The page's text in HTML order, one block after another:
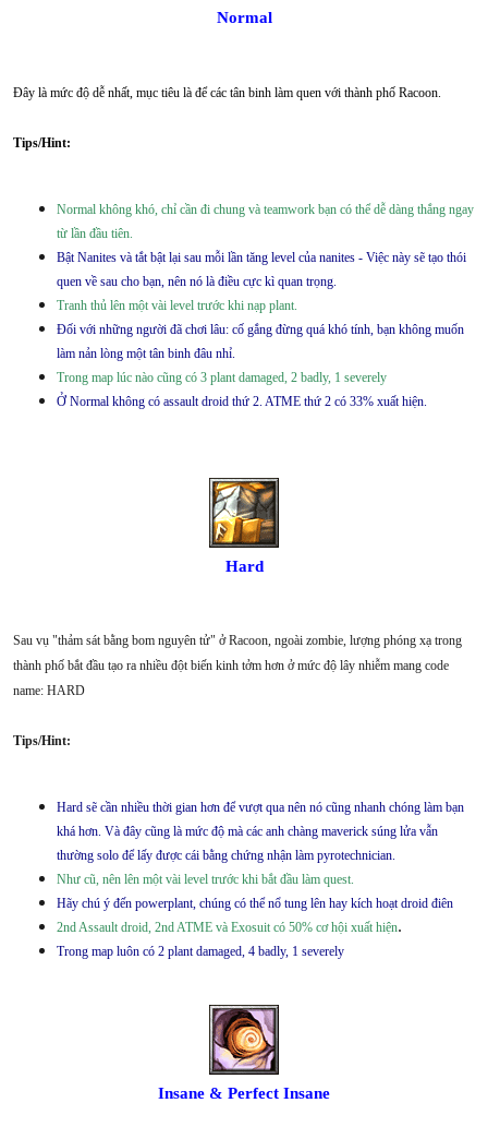
Normal
Đây là mức độ dễ nhất, mục tiêu là để các tân binh làm quen với thành phố Racoon.
Tips/Hint:
Normal không khó, chỉ cần đi chung và teamwork bạn có thể dễ dàng thắng ngay
từ lần đầu tiên.
Bật Nanites và tắt bật lại sau mỗi lần tăng level của nanites - Việc này sẽ tạo thói
quen về sau cho bạn, nên nó là điều cực kì quan trọng.
Tranh thủ lên một vài level trước khi nạp plant.
Đối với những người đã chơi lâu: cố gắng đừng quá khó tính, bạn không muốn
làm nản lòng một tân binh đâu nhỉ.
Trong map lúc nào cũng có 3 plant damaged, 2 badly, 1 severely
Ở Normal không có assault droid thứ 2. ATME thứ 2 có 33% xuất hiện.
Hard
Sau vụ "thảm sát bằng bom nguyên tử" ở Racoon, ngoài zombie, lượng phóng xạ trong
thành phố bắt đầu tạo ra nhiều đột biến kinh tởm hơn ở mức độ lây nhiễm mang code
name: HARD
Tips/Hint:
Hard sẽ cần nhiều thời gian hơn để vượt qua nên nó cũng nhanh chóng làm bạn
khá hơn. Và đây cũng là mức độ mà các anh chàng maverick súng lửa vẫn
thường solo để lấy được cái bằng chứng nhận làm pyrotechnician.
Như cũ, nên lên một vài level trước khi bắt đầu làm quest.
Hãy chú ý đến powerplant, chúng có thể nổ tung lên hay kích hoạt droid điên
2nd Assault droid, 2nd ATME và Exosuit có 50% cơ hội xuất hiện.
Trong map luôn có 2 plant damaged, 4 badly, 1 severely
Insane & Perfect Insane